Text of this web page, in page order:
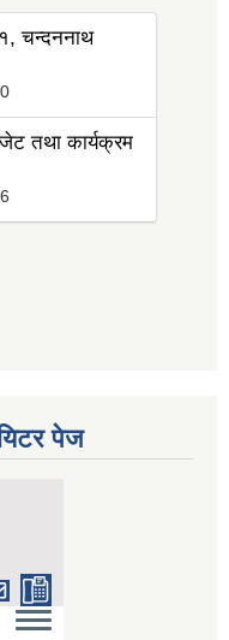
चन्दननाथ
तथा कार्यक्रम
पेज